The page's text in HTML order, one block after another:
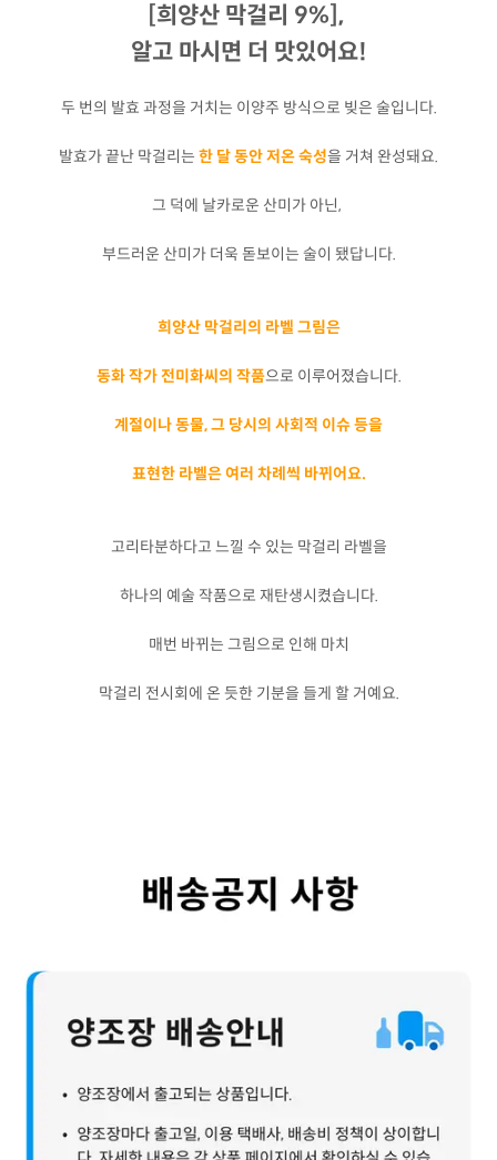
[희양산 막걸리 9%],
알고 마시면 더 맛있어요!
두 번의 발효 과정을 거치는 이양주 방식으로 빚은 술입니다.
발효가 끝난 막걸리는 한 달 동안 저온 숙성을 거쳐 완성돼요.
그 덕에 날카로운 산미가 아닌,
부드러운 산미가 더욱 돋보이는 술이 됐답니다.
희양산 막걸리의 라벨 그림은
동화 작가 전미화씨의 작품으로 이루어졌습니다.
계절이나 동물, 그 당시의 사회적 이슈 등을
표현한 라벨은 여러 차례씩 바뀌어요.
고리타분하다고 느낄 수 있는 막걸리 라벨을
하나의 예술 작품으로 재탄생시켰습니다.
매번 바뀌는 그림으로 인해 마치
막걸리 전시회에 온 듯한 기분을 들게 할 거예요.